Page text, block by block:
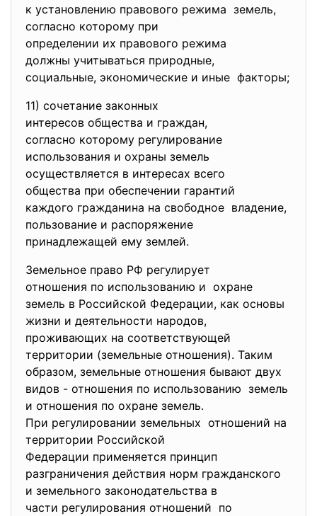
к установлению правового режима земель,
согласно которому при
определении их правового режима
должны учитываться природные,
социальные, экономические и иные факторы;
11) сочетание законных
интересов общества и граждан,
согласно которому регулирование
использования и охраны земель
осуществляется в интересах всего
общества при обеспечении гарантий
каждого гражданина на свободное владение,
пользование и распоряжение
принадлежащей ему землей.
Земельное право РФ регулирует
отношения по использованию и охране
земель в Российской Федерации, как основы
жизни и деятельности народов,
проживающих на соответствующей
территории (земельные отношения). Таким
образом, земельные отношения бывают двух
видов - отношения по использованию земель
и отношения по охране земель.
При регулировании земельных отношений на
территории Российской
Федерации применяется принцип
разграничения действия норм гражданского
и земельного законодательства в
части регулирования отношений по